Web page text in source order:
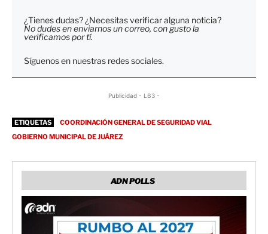
¿Tienes dudas? ¿Necesitas verificar alguna noticia?
No dudes en enviarnos un correo, con gusto la
verificamos por tí.
Síguenos en nuestras redes sociales.
Publicidad - LB3 -
ETIQUETAS
COORDINACIÓN GENERAL DE SEGURIDAD VIAL
GOBIERNO MUNICIPAL DE JUÁREZ
ADN POLLS